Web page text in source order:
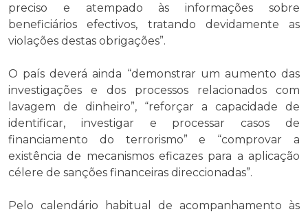
preciso e atempado às informações sobre
beneficiários efectivos, tratando devidamente as
violações destas obrigações”.
O país deverá ainda “demonstrar um aumento das
investigações e dos processos relacionados com
lavagem de dinheiro”, “reforçar a capacidade de
identificar, investigar e processar casos de
financiamento do terrorismo” e “comprovar a
existência de mecanismos eficazes para a aplicação
célere de sanções financeiras direccionadas”.
Pelo calendário habitual de acompanhamento às